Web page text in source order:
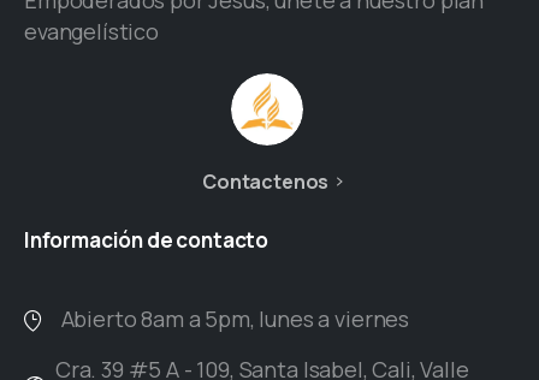
evangelístico
Contactenos
Informacióndecontacto
Abierto 8am a 5pm, lunes a viernes
Cra. 39 #5 A - 109, Santa Isabel, Cali, Valle